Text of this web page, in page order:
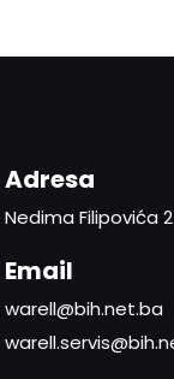
Adresa
Nedima Filipovića
Email
warell@bih.net.ba